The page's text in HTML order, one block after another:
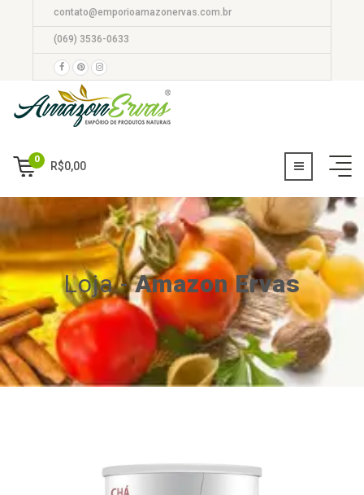
contato@emporioamazonervas.com.br
(069) 3536-0633
0
R$0,00
Loja -Amazon Ervas